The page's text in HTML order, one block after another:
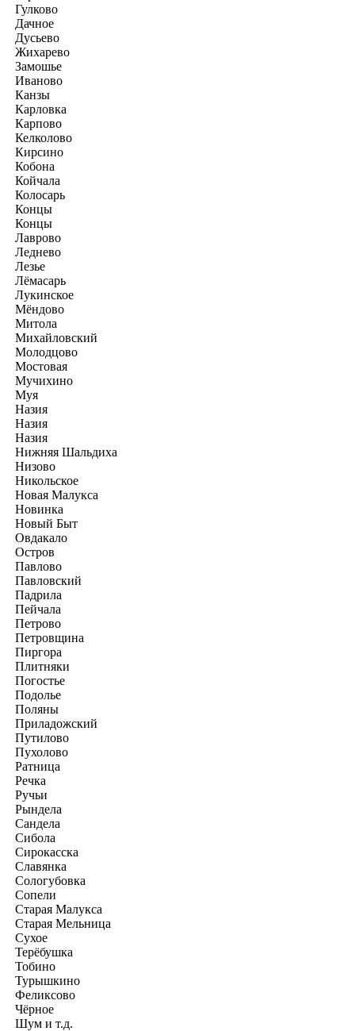
Гулково
Дачное
Дусьево
Жихарево
Замошье
Иваново
Канзы
Карловка
Карпово
Келколово
Кирсино
Кобона
Койчала
Колосарь
Концы
Концы
Лаврово
Леднево
Лезье
Лёмасарь
Лукинское
Мёндово
Митола
Михайловский
Молодцово
Мостовая
Мучихино
Муя
Назия
Назия
Назия
Нижняя Шальдиха
Низово
Никольское
Новая Малукса
Новинка
Новый Быт
Овдакало
Остров
Павлово
Павловский
Падрила
Пейчала
Петрово
Петровщина
Пиргора
Плитняки
Погостье
Подолье
Поляны
Приладожский
Путилово
Пухолово
Ратница
Речка
Ручьи
Рындела
Сандела
Сибола
Сирокасска
Славянка
Сологубовка
Сопели
Старая Малукса
Старая Мельница
Сухое
Терёбушка
Тобино
Турышкино
Феликсово
Чёрное
Шум и т.д.